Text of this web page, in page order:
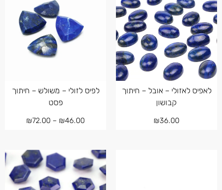
לאפיס לאזולי – אובל – חיתוך
קבושון
₪36.00
לפיס לזולי – משולש – חיתוך
פסט
₪46.00
–
₪72.00